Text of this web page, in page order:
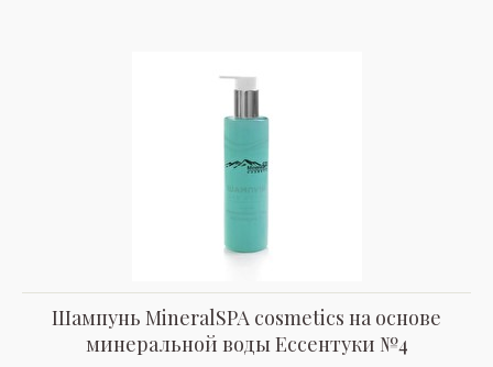
Шампунь MineralSPA cosmetics на основе
минеральной воды Ессентуки №4